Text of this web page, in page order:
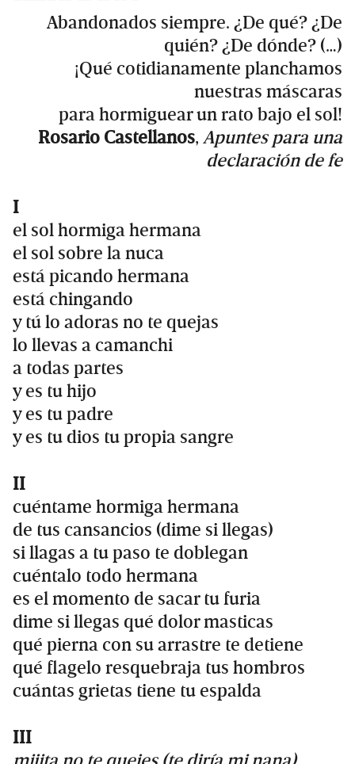
Abandonados siempre. ¿De qué? ¿De
quién? ¿De dónde? (…)
¡Qué cotidianamente planchamos
nuestras máscaras
para hormiguear un rato bajo el sol!
Rosario Castellanos, Apuntes para una
declaración de fe
I
el sol hormiga hermana
el sol sobre la nuca
está picando hermana
está chingando
y tú lo adoras no te quejas
lo llevas a camanchi
a todas partes
y es tu hijo
y es tu padre
y es tu dios tu propia sangre
II
cuéntame hormiga hermana
de tus cansancios (dime si llegas)
si llagas a tu paso te doblegan
cuéntalo todo hermana
es el momento de sacar tu furia
dime si llegas qué dolor masticas
qué pierna con su arrastre te detiene
qué flagelo resquebraja tus hombros
cuántas grietas tiene tu espalda
III